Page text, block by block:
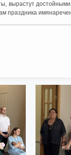
вырастут
праздника